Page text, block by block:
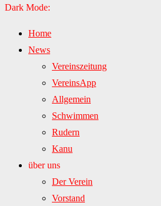
Dark Mode:
Home
News
Vereinszeitung
VereinsApp
Allgemein
Schwimmen
Rudern
Kanu
über uns
Der Verein
Vorstand